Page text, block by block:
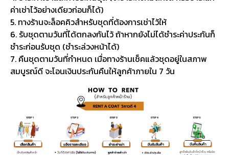
ค่าเช่าไว้อย่างเดียวก่อนก็ได้)
5. ทางร้านจะล็อคคิวสำหรับชุดที่ต้องการเช่าไว้ให้
6. รับชุดตามวันที่ได้ตกลงกันไว้ ถ้าหากยังไม่ได้ชำระค่าประกันก็
ชำระก่อนรับชุด (ชำระล่วงหน้าได้)
7. คืนชุดตามวันที่กำหนด เมื่อทางร้านเช็คแล้วชุดอยู่ในสภาพ
สมบูรณ์ดี จะโอนเงินประกันคืนให้ลูกค้าภายใน 7 วัน